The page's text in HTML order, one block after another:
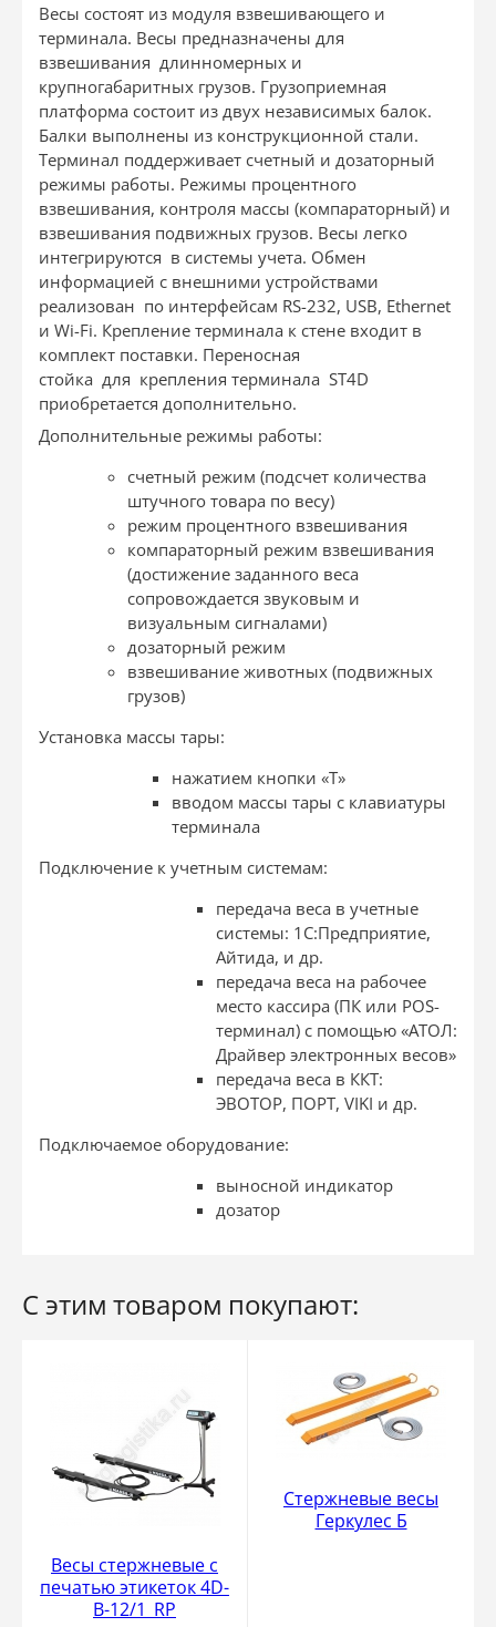
Весы состоят из модуля взвешивающего и
терминала. Весы предназначены для
взвешивания длинномерных и
крупногабаритных грузов. Грузоприемная
платформа состоит из двух независимых балок.
Балки выполнены из конструкционной стали.
Терминал поддерживает счетный и дозаторный
режимы работы. Режимы процентного
взвешивания, контроля массы (компараторный) и
взвешивания подвижных грузов. Весы легко
интегрируются в системы учета. Обмен
информацией с внешними устройствами
реализован по интерфейсам RS-232, USB, Ethernet
и Wi-Fi. Крепление терминала к стене входит в
комплект поставки. Переносная
стойка для крепления терминала ST4D
приобретается дополнительно.
Дополнительные режимы работы:
счетный режим (подсчет количества
штучного товара по весу)
режим процентного взвешивания
компараторный режим взвешивания
(достижение заданного веса
сопровождается звуковым и
визуальным сигналами)
дозаторный режим
взвешивание животных (подвижных
грузов)
Установка массы тары:
нажатием кнопки «T»
вводом массы тары с клавиатуры
терминала
Подключение к учетным системам:
передача веса в учетные
системы: 1С:Предприятие,
Айтида, и др.
передача веса на рабочее
место кассира (ПК или POS-
терминал) с помощью «АТОЛ:
Драйвер электронных весов»
передача веса в ККТ:
ЭВОТОР, ПОРТ, VIKI и др.
Подключаемое оборудование:
выносной индикатор
дозатор
С этим товаром покупают:
Весы стержневые с
печатью этикеток 4D-
B-12/1_RP
Стержневые весы
Геркулес Б